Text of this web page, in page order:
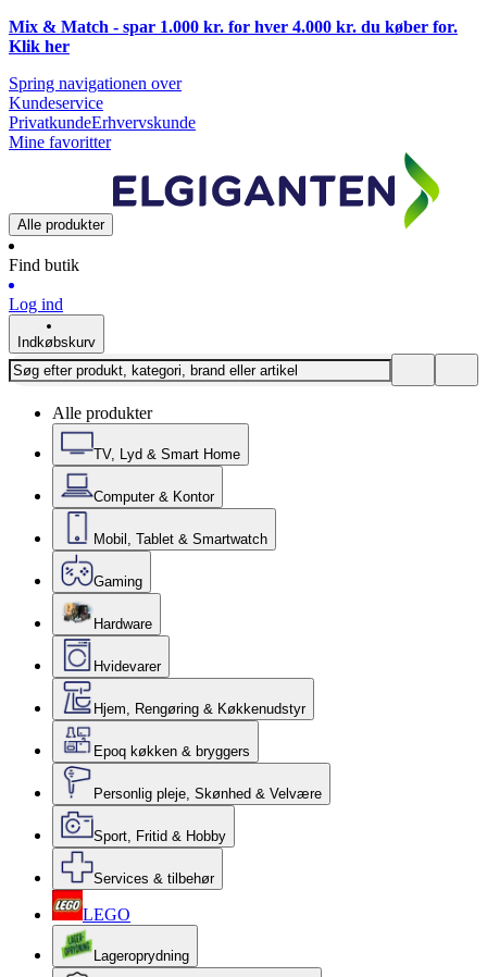
Mix & Match - spar 1.000 kr. for hver 4.000 kr. du køber for.
Klik her
Spring navigationen over
Kundeservice
PrivatkundeErhvervskunde
Mine favoritter
Alle produkter
Find butik
Log ind
Indkøbskurv
Alle produkter
TV, Lyd & Smart Home
Computer & Kontor
Mobil, Tablet & Smartwatch
Gaming
Hardware
Hvidevarer
Hjem, Rengøring & Køkkenudstyr
Epoq køkken & bryggers
Personlig pleje, Skønhed & Velvære
Sport, Fritid & Hobby
Services & tilbehør
LEGO
Lageroprydning